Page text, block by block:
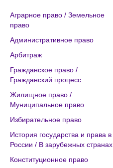
Аграрное право / Земельное
право
Административное право
Арбитраж
Гражданское право /
Гражданский процесс
Жилищное право /
Муниципальное право
Избирательное право
История государства и права в
России / В зарубежных странах
Конституционное право